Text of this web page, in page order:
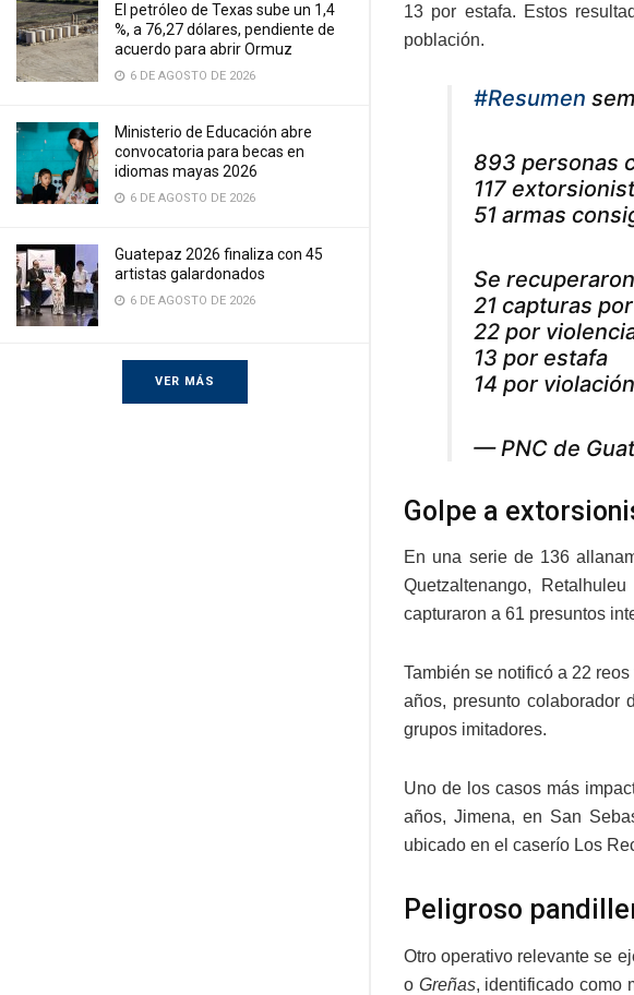
El petróleo de Texas sube un 1,4
%, a 76,27 dólares, pendiente de
acuerdo para abrir Ormuz
6 DE AGOSTO DE 2026
Ministerio de Educación abre
convocatoria para becas en
idiomas mayas 2026
6 DE AGOSTO DE 2026
Guatepaz 2026 finaliza con 45
artistas galardonados
6 DE AGOSTO DE 2026
VER MÁS
13 por estafa. Estos
población.
#Resumen
893 personas
117
51 armas
Se
21 capturas
22 por
13 por estafa
14 por violación
— PNC de
Golpe a
En una serie de 136
Quetzaltenango,
capturaron a 61 presuntos
También se notificó a 22
años, presunto colaborador
grupos imitadores.
Uno de los casos más
años, Jimena, en San
ubicado en el caserío Los
Peligroso
Otro operativo relevante se
o Greñas, identificado como